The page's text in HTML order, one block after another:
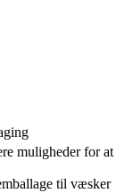
muligheder for at
til væsker